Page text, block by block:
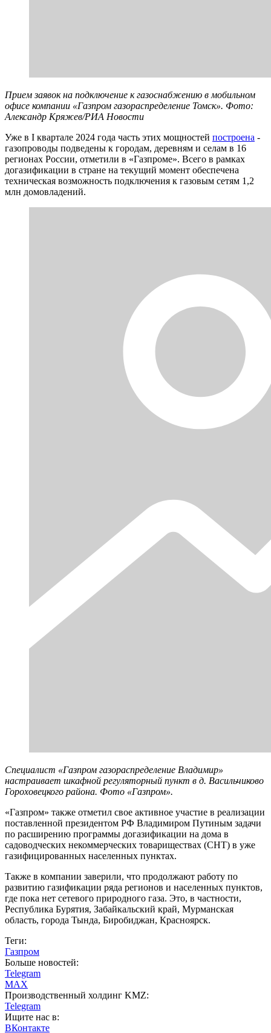
Прием заявок на подключение к газоснабжению в мобильном
офисе компании «Газпром газораспределение Томск». Фото:
Александр Кряжев/РИА Новости
Уже в I квартале 2024 года часть этих мощностей построена -
газопроводы подведены к городам, деревням и селам в 16
регионах России, отметили в «Газпроме». Всего в рамках
догазификации в стране на текущий момент обеспечена
техническая возможность подключения к газовым сетям 1,2
млн домовладений.
Специалист «Газпром газораспределение Владимир»
настраивает шкафной регуляторный пункт в д. Васильчиково
Гороховецкого района. Фото «Газпром».
«Газпром» также отметил свое активное участие в реализации
поставленной президентом РФ Владимиром Путиным задачи
по расширению программы догазификации на дома в
садоводческих некоммерческих товариществах (СНТ) в уже
газифицированных населенных пунктах.
Также в компании заверили, что продолжают работу по
развитию газификации ряда регионов и населенных пунктов,
где пока нет сетевого природного газа. Это, в частности,
Республика Бурятия, Забайкальский край, Мурманская
область, города Тында, Биробиджан, Красноярск.
Теги:
Газпром
Больше новостей:
Telegram
MAX
Производственный холдинг KMZ:
Telegram
Ищите нас в:
ВКонтакте